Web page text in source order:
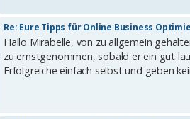
Re: Eure Tipps für Online Business
Hallo Mirabelle, von zu allgemein
zu ernstgenommen, sobald er ein gut
Erfolgreiche einfach selbst und geben